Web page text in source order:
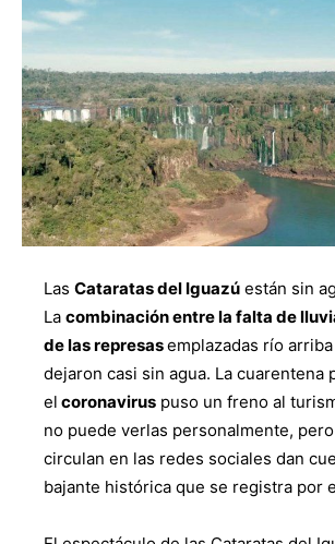
Las Cataratas del Iguazú están sin
La combinación entre la falta de
de las represasemplazadas río
dejaron casi sin agua. La cuarentena
el coronavirus puso un freno al
no puede verlas personalmente,
circulan en las redes sociales dan
bajante histórica que se registra por